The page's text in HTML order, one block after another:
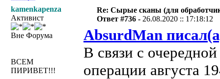
kamenkapenza
Активист
Вне Форума
ВСЕМ
ПИРИВЕТ!!!
Re: Сырые сканы (для
Ответ #736 - 26.08.2020 :: 17:18:12
AbsurdMan
В связи с
операции августа